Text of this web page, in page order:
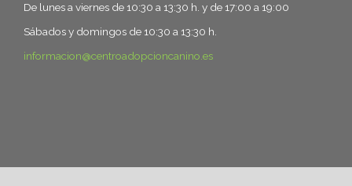
De lunes a viernes de 10:30 a 13:30 h. y de 17:00 a 19:00
Sábados y domingos de 10:30 a 13:30 h.
informacion
centroadopcioncanino.es